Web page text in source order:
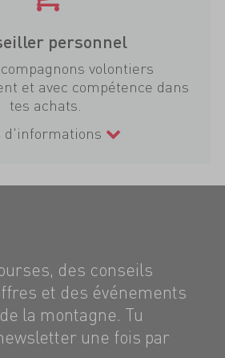
personnel
volontiers
et avec compétence dans
tes achats.
d'informations
des conseils
et des événements
la montagne. Tu
une fois par